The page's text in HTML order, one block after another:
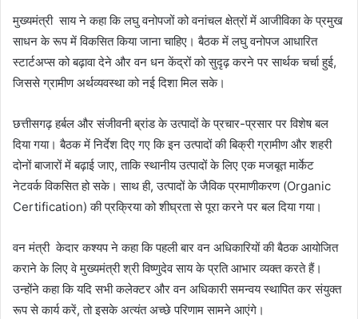
मुख्यमंत्री साय ने कहा कि लघु वनोपजों को वनांचल क्षेत्रों में आजीविका के प्रमुख
साधन के रूप में विकसित किया जाना चाहिए। बैठक में लघु वनोपज आधारित
स्टार्टअप्स को बढ़ावा देने और वन धन केंद्रों को सुदृढ़ करने पर सार्थक चर्चा हुई,
जिससे ग्रामीण अर्थव्यवस्था को नई दिशा मिल सके।
छत्तीसगढ़ हर्बल और संजीवनी ब्रांड के उत्पादों के प्रचार-प्रसार पर विशेष बल
दिया गया। बैठक में निर्देश दिए गए कि इन उत्पादों की बिक्री ग्रामीण और शहरी
दोनों बाजारों में बढ़ाई जाए, ताकि स्थानीय उत्पादों के लिए एक मजबूत मार्केट
नेटवर्क विकसित हो सके। साथ ही, उत्पादों के जैविक प्रमाणीकरण (Organic
Certification) की प्रक्रिया को शीघ्रता से पूरा करने पर बल दिया गया।
वन मंत्री केदार कश्यप ने कहा कि पहली बार वन अधिकारियों की बैठक आयोजित
कराने के लिए वे मुख्यमंत्री श्री विष्णुदेव साय के प्रति आभार व्यक्त करते हैं।
उन्होंने कहा कि यदि सभी कलेक्टर और वन अधिकारी समन्वय स्थापित कर संयुक्त
रूप से कार्य करें, तो इसके अत्यंत अच्छे परिणाम सामने आएंगे।